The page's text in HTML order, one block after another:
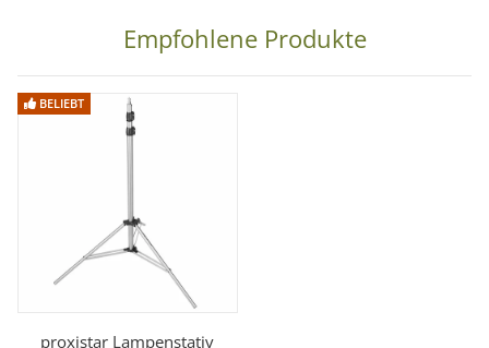
Empfohlene Produkte
BELIEBT
proxistar Lampenstativ